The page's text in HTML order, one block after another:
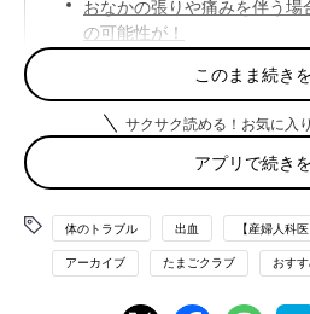
おなかの張りや痛みを伴う
の可能性が！
妊娠中期の出血 原因と対処
その後はどうなるの？
妊娠中期の出血 こんな場合
おなかの張りや痛みを伴う場
ルの可能性が！
このまま続き
サクサク読める！お気に入
アプリで続き
体のトラブル 出血 【産婦人科
アーカイブ たまごクラブ おす